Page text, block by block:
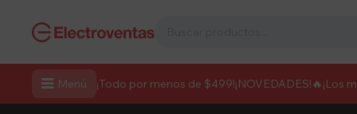
 Menú ¡Todo por menos de $499!¡NOVEDADES! 🔥¡Los